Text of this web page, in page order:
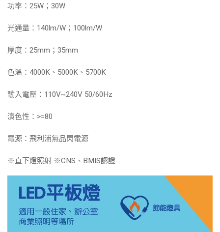
功率：25W；30W
光通量：140lm/W；100lm/W
厚度：25mm；35mm
色溫：4000K、5000K、5700K
輸入電壓：110V~240V 50/60Hz
演色性：>=80
電源：飛利浦無品閃電源
※直下燈照射 ※CNS、BMIS認證